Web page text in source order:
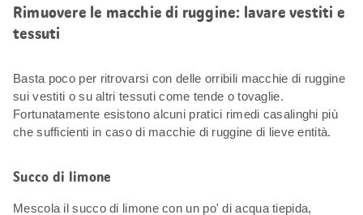
Rimuovere le macchie di ruggine: lavare vestiti e
tessuti
Basta poco per ritrovarsi con delle orribili macchie di ruggine
sui vestiti o su altri tessuti come tende o tovaglie.
Fortunatamente esistono alcuni pratici rimedi casalinghi più
che sufficienti in caso di macchie di ruggine di lieve entità.
Succo di limone
Mescola il succo di limone con un po' di acqua tiepida,